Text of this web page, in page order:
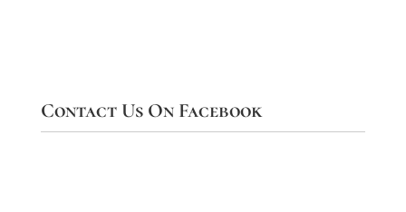
Contact Us On Facebook